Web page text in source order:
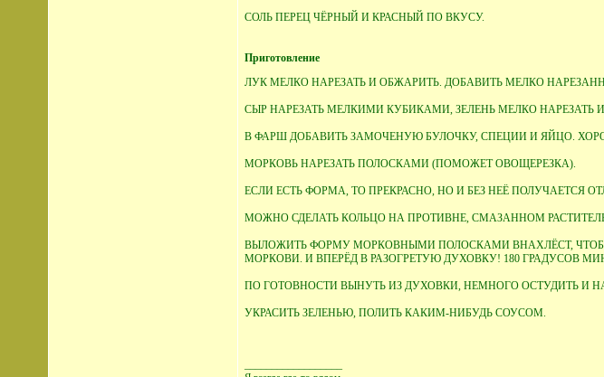
СОЛЬ ПЕРЕЦ ЧЁРНЫЙ И КРАСНЫЙ ПО ВКУСУ.
Приготовление
ЛУК МЕЛКО НАРЕЗАТЬ И ОБЖАРИТЬ. ДОБАВИТЬ МЕЛКО
СЫР НАРЕЗАТЬ МЕЛКИМИ КУБИКАМИ, ЗЕЛЕНЬ МЕЛКО
В ФАРШ ДОБАВИТЬ ЗАМОЧЕНУЮ БУЛОЧКУ, СПЕЦИИ И ЯЙЦО.
МОРКОВЬ НАРЕЗАТЬ ПОЛОСКАМИ (ПОМОЖЕТ ОВОЩЕРЕЗКА).
ЕСЛИ ЕСТЬ ФОРМА, ТО ПРЕКРАСНО, НО И БЕЗ НЕЁ ПОЛУЧАЕТСЯ
МОЖНО СДЕЛАТЬ КОЛЬЦО НА ПРОТИВНЕ, СМАЗАННОМ
ВЫЛОЖИТЬ ФОРМУ МОРКОВНЫМИ ПОЛОСКАМИ ВНАХЛЁСТ,
МОРКОВИ. И ВПЕРЁД В РАЗОГРЕТУЮ ДУХОВКУ! 180 ГРАДУСОВ
ПО ГОТОВНОСТИ ВЫНУТЬ ИЗ ДУХОВКИ, НЕМНОГО ОСТУДИТЬ И
УКРАСИТЬ ЗЕЛЕНЬЮ, ПОЛИТЬ КАКИМ-НИБУДЬ СОУСОМ.